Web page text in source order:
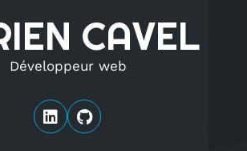
CAVEL
Développeur web